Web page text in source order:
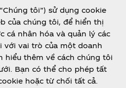
Vietnam
tôi”) sử dụng cookie
của chúng tôi, để hiển thị
cá nhân hóa và quản lý các
với vai trò của một doanh
hiểu thêm về cách chúng tôi
Bạn có thể cho phép tất
hoặc từ chối tất cả.